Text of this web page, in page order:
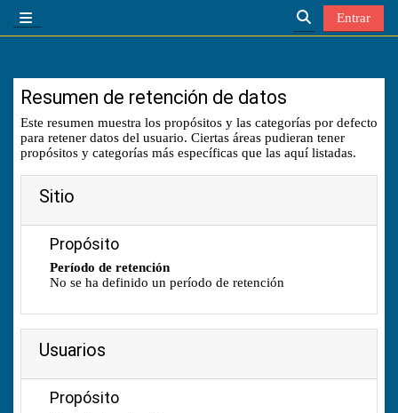
Panel lateral
Selector de
Entrar
Resumen de retención de datos
Este resumen muestra los propósitos y las categorías por defecto
para retener datos del usuario. Ciertas áreas pudieran tener
propósitos y categorías más específicas que las aquí listadas.
Sitio
Propósito
Período de retención
No se ha definido un período de retención
Usuarios
Propósito